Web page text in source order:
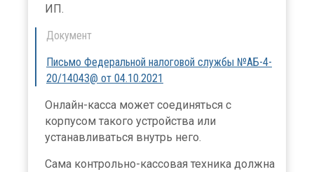
ИП.
Документ
Письмо Федеральной налоговой службы №АБ-4-
20/14043@ от 04.10.2021
Онлайн-касса может соединяться с
корпусом такого устройства или
устанавливаться внутрь него.
Сама контрольно-кассовая техника должна